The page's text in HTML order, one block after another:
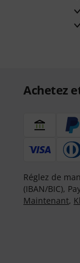
Achetez
Réglez de
(IBAN/BIC),
Maintenant,